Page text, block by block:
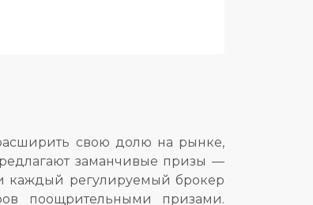
свою долю на рынке,
заманчивые призы —
каждый регулируемый брокер
поощрительными призами.